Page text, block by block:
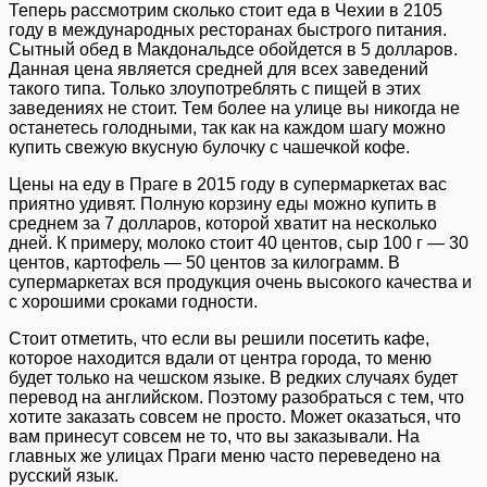
Теперь рассмотрим сколько стоит еда в Чехии в 2105
году в международных ресторанах быстрого питания.
Сытный обед в Макдональдсе обойдется в 5 долларов.
Данная цена является средней для всех заведений
такого типа. Только злоупотреблять с пищей в этих
заведениях не стоит. Тем более на улице вы никогда не
останетесь голодными, так как на каждом шагу можно
купить свежую вкусную булочку с чашечкой кофе.
Цены на еду в Праге в 2015 году в супермаркетах вас
приятно удивят. Полную корзину еды можно купить в
среднем за 7 долларов, которой хватит на несколько
дней. К примеру, молоко стоит 40 центов, сыр 100 г — 30
центов, картофель — 50 центов за килограмм. В
супермаркетах вся продукция очень высокого качества и
с хорошими сроками годности.
Стоит отметить, что если вы решили посетить кафе,
которое находится вдали от центра города, то меню
будет только на чешском языке. В редких случаях будет
перевод на английском. Поэтому разобраться с тем, что
хотите заказать совсем не просто. Может оказаться, что
вам принесут совсем не то, что вы заказывали. На
главных же улицах Праги меню часто переведено на
русский язык.